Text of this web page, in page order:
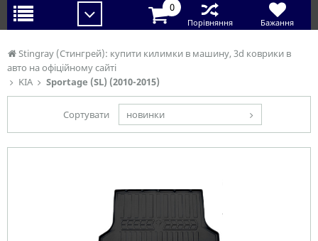
Stingray (Стингрей): купити килимки в машину, 3d коврики в
авто на офіційному сайті
KIA
Sportage (SL) (2010-2015)
Сортувати новинки
0
Порівняння Бажання